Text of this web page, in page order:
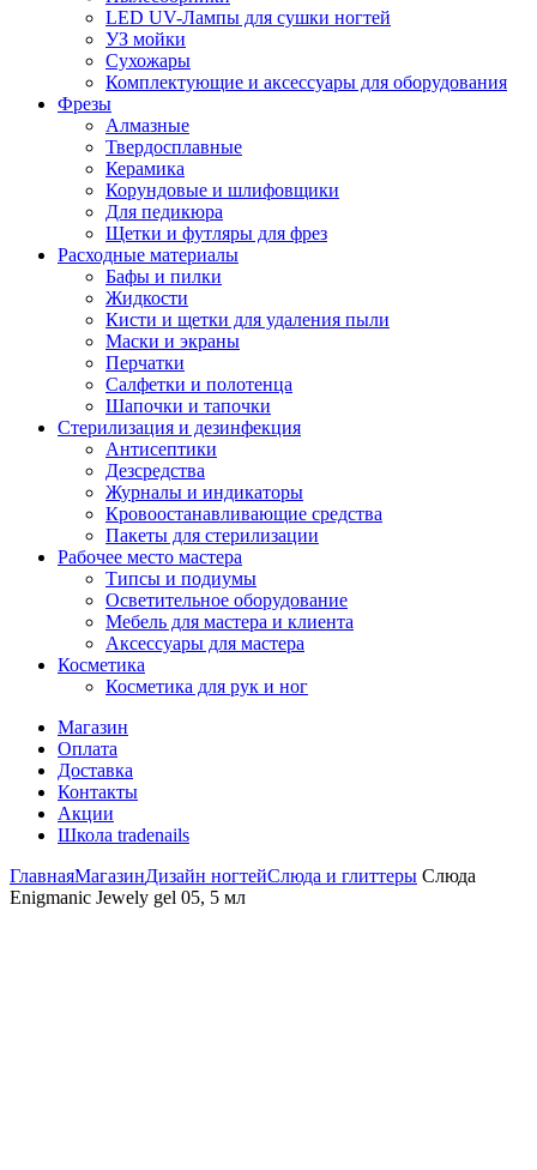
LED UV-Лампы для сушки ногтей
УЗ мойки
Сухожары
Комплектующие и аксессуары для оборудования
Фрезы
Алмазные
Твердосплавные
Керамика
Корундовые и шлифовщики
Для педикюра
Щетки и футляры для фрез
Расходные материалы
Бафы и пилки
Жидкости
Кисти и щетки для удаления пыли
Маски и экраны
Перчатки
Салфетки и полотенца
Шапочки и тапочки
Стерилизация и дезинфекция
Антисептики
Дезсредства
Журналы и индикаторы
Кровоостанавливающие средства
Пакеты для стерилизации
Рабочее место мастера
Типсы и подиумы
Осветительное оборудование
Мебель для мастера и клиента
Аксессуары для мастера
Косметика
Косметика для рук и ног
Магазин
Оплата
Доставка
Контакты
Акции
Школа tradenails
ГлавнаяМагазинДизайн ногтейСлюда и глиттеры Слюда
Enigmanic Jewely gel 05, 5 мл